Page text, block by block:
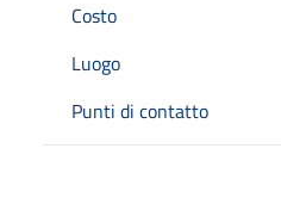
Costo
Luogo
Punti di contatto